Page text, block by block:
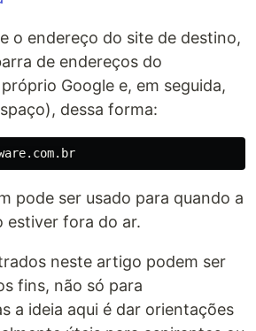
o endereço do site de destino,
de endereços do
Google e, em seguida,
dessa forma:
pode ser usado para quando a
estiver fora do ar.
neste artigo podem ser
fins, não só para
a ideia aqui é dar orientações